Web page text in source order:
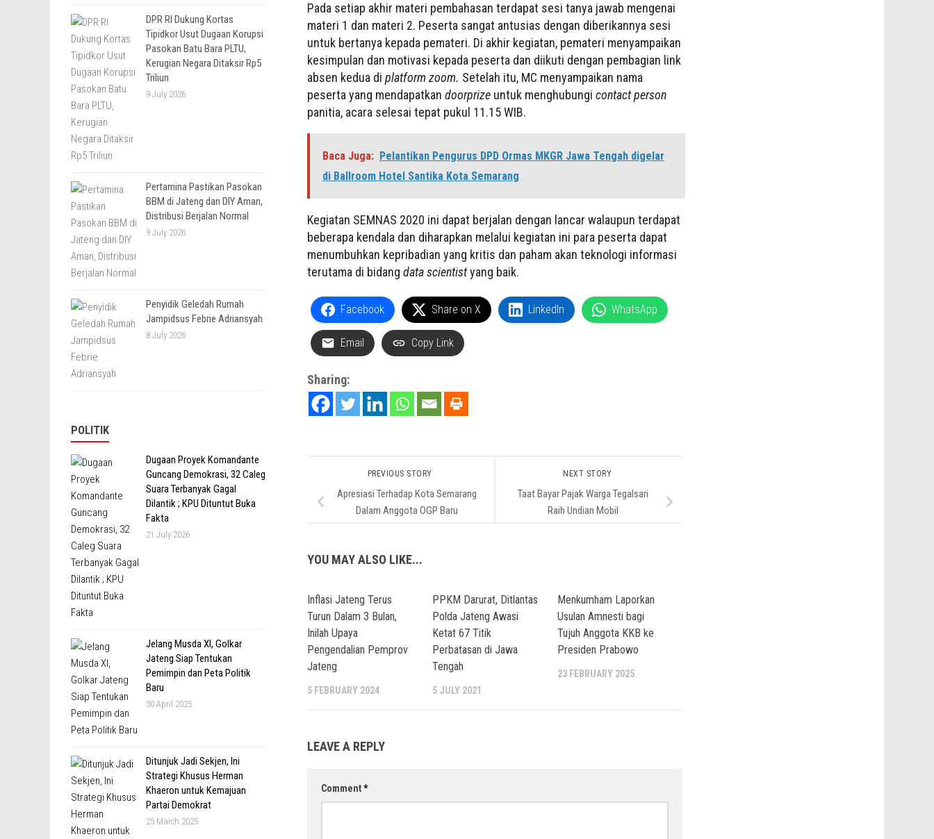
Pada setiap akhir materi pembahasan terdapat sesi tanya jawab mengenai
materi 1 dan materi 2. Peserta sangat antusias dengan diberikannya sesi
untuk bertanya kepada pemateri. Di akhir kegiatan, pemateri menyampaikan
kesimpulan dan motivasi kepada peserta dan diikuti dengan pembagian link
absen kedua di platformzoom. Setelah itu, MC menyampaikan nama
peserta yang mendapatkan doorprize untuk menghubungi contact person
panitia, acara selesai tepat pukul 11.15 WIB.
Baca Juga: Pelantikan Pengurus DPD Ormas MKGR Jawa Tengah digelar
di Ballroom Hotel Santika Kota Semarang
Kegiatan SEMNAS 2020 ini dapat berjalan dengan lancar walaupun terdapat
beberapa kendala dan diharapkan melalui kegiatan ini para peserta dapat
menumbuhkan kepribadian yang kritis dan paham akan teknologi informasi
terutama di bidang data scientistyang baik.
Facebook Share on X LinkedIn WhatsApp
Email Copy Link
Sharing:
NEXT STORY
Taat Bayar Pajak Warga Tegalsari
Raih Undian Mobil
PREVIOUS STORY
Apresiasi Terhadap Kota Semarang
Dalam Anggota OGP Baru
YOU MAY ALSO LIKE...
Inflasi Jateng Terus
Turun Dalam 3 Bulan,
Inilah Upaya
Pengendalian Pemprov
Jateng
5 FEBRUARY 2024
PPKM Darurat, Ditlantas
Polda Jateng Awasi
Ketat 67 Titik
Perbatasan di Jawa
Tengah
5 JULY 2021
Menkumham Laporkan
Usulan Amnesti bagi
Tujuh Anggota KKB ke
Presiden Prabowo
23 FEBRUARY 2025
LEAVE A REPLY
Comment*
DPR RI Dukung Kortas
Tipidkor Usut Dugaan Korupsi
Pasokan Batu Bara PLTU,
Kerugian Negara Ditaksir Rp5
Triliun
9 July 2026
Pertamina Pastikan Pasokan
BBM di Jateng dan DIY Aman,
Distribusi Berjalan Normal
9 July 2026
Penyidik Geledah Rumah
Jampidsus Febrie Adriansyah
8 July 2026
POLITIK
Dugaan Proyek Komandante
Guncang Demokrasi, 32 Caleg
Suara Terbanyak Gagal
Dilantik ; KPU Dituntut Buka
Fakta
21 July 2026
Jelang Musda XI, Golkar
Jateng Siap Tentukan
Pemimpin dan Peta Politik
Baru
30 April 2025
Ditunjuk Jadi Sekjen, Ini
Strategi Khusus Herman
Khaeron untuk Kemajuan
Partai Demokrat
25 March 2025